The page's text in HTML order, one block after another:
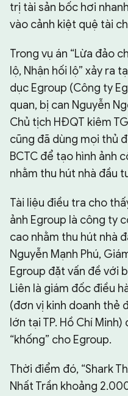
trị tài sản bốc hơi
vào cảnh kiệt quệ tài
Trong vụ án “Lừa đảo
lộ, Nhận hối lộ” xảy ra
dục Egroup (Công ty
quan, bị can Nguyễn
Chủ tịch HĐQT kiêm
cũng đã dùng mọi thủ
BCTC để tạo hình ảnh
nhằm thu hút nhà đầu
Tài liệu điều tra cho
ảnh Egroup là công ty
cao nhằm thu hút nhà
Nguyễn Mạnh Phú,
Egroup đặt vấn đề với
Liên là giám đốc điều
(đơn vị kinh doanh thẻ
lớn tại TP. Hồ Chí Minh)
“khống” cho Egroup.
Thời điểm đó, “Shark
Nhất Trần khoảng